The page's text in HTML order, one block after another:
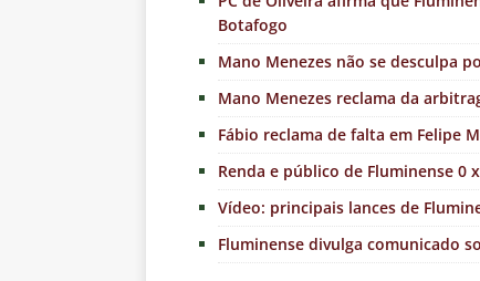
Botafogo
Mano Menezes não se desculpa
Mano Menezes reclama da
Fábio reclama de falta em Felipe
Renda e público de Fluminense 0
Vídeo: principais lances de
Fluminense divulga comunicado